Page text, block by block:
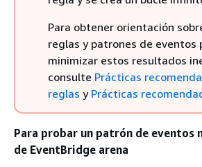
Para obtener orientación
reglas y patrones de eventos
minimizar estos resultados
consulte Prácticas
reglas y Prácticas
Para probar un patrón de eventos
de EventBridge arena